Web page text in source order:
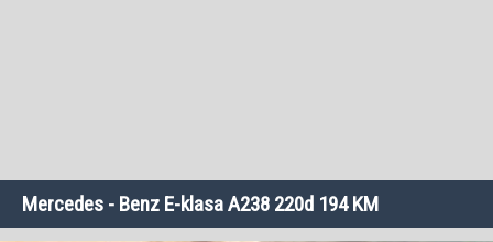
Mercedes - Benz E-klasa A238 220d 194 KM